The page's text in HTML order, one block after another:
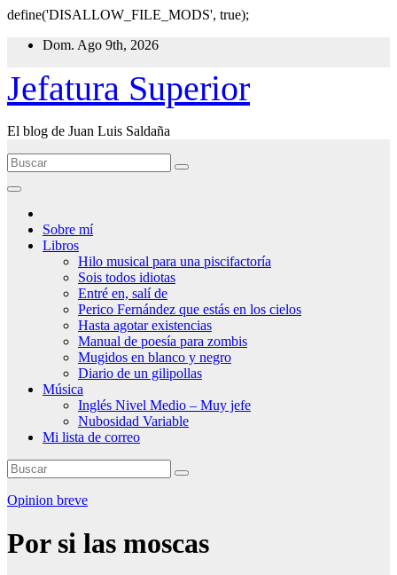
define('DISALLOW_FILE_MODS', true);
contenido
Dom. Ago 9th, 2026
Jefatura Superior
El blog de Juan Luis Saldaña
Sobre mí
Libros
Hilo musical para una piscifactoría
Sois todos idiotas
Entré en, salí de
Perico Fernández que estás en los cielos
Hasta agotar existencias
Manual de poesía para zombis
Mugidos en blanco y negro
Diario de un gilipollas
Música
Inglés Nivel Medio – Muy jefe
Nubosidad Variable
Mi lista de correo
Opinion breve
Por si las moscas